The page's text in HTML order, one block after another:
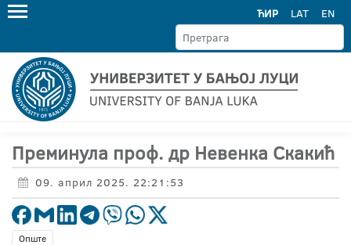
ЋИР LAT EN
Преминула проф. др Невенка Скакић
09. април 2025. 22:21:53
Опште